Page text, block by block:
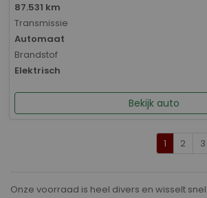
87.531 km
Transmissie
Automaat
Brandstof
Elektrisch
Bekijk auto
1 2 3
Onze voorraad is heel divers en wisselt